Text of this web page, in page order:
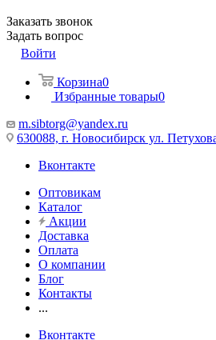
Заказать звонок
Задать вопрос
Войти
Корзина0
Избранные товары0
m.sibtorg@yandex.ru
630088, г. Новосибирск ул.
Вконтакте
Оптовикам
Каталог
Акции
Доставка
Оплата
О компании
Блог
Контакты
...
Вконтакте